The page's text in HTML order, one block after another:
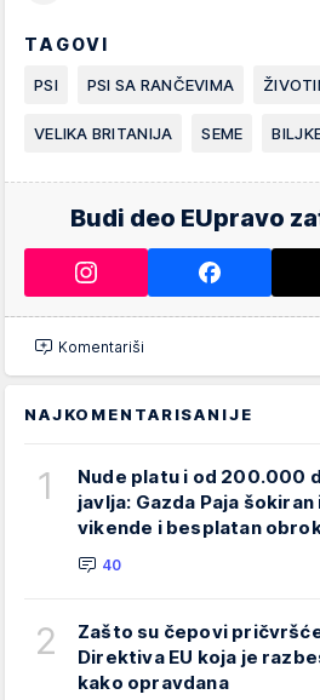
TAGOVI
PSI PSI SA RANČEVIMA
VELIKA BRITANIJA SEME
Budi deo EUpravo
Komentariši
NAJKOMENTARISANIJE
1
Nude platu i od 200.000
javlja: Gazda Paja
vikende i besplatan
40
2
Zašto su čepovi
Direktiva EU koja je
kako opravdana